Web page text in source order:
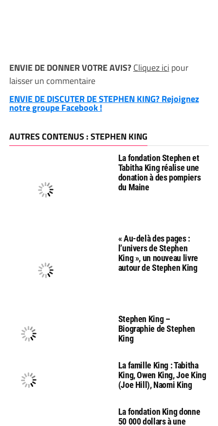
ENVIE DE DONNER VOTRE AVIS?Cliquez ici pour
laisser un commentaire
ENVIE DE DISCUTER DE STEPHEN KING? Rejoignez
notre groupe Facebook !
AUTRES CONTENUS : STEPHEN KING
La fondation Stephen et
Tabitha King réalise une
donation à des pompiers
du Maine
« Au-delà des pages :
l’univers de Stephen
King », un nouveau livre
autour de Stephen King
Stephen King –
Biographie de Stephen
King
La famille King : Tabitha
King, Owen King, Joe King
(Joe Hill), Naomi King
La fondation King donne
50 000 dollars à une